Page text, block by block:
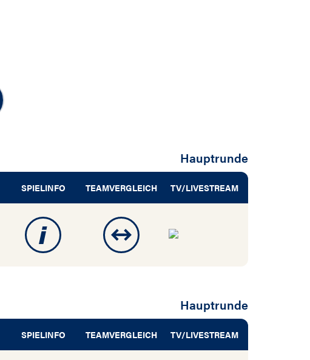
Hauptrunde
SPIELINFO TEAMVERGLEICH TV/LIVESTREAM
Hauptrunde
SPIELINFO TEAMVERGLEICH TV/LIVESTREAM